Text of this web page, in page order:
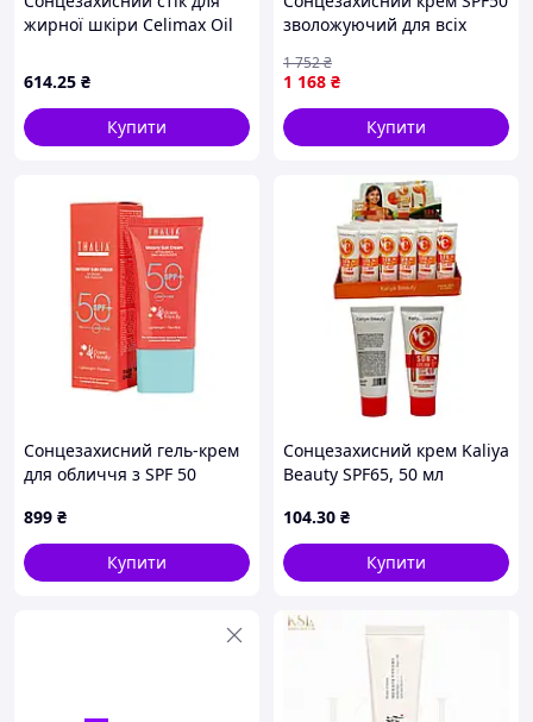
жирної шкіри Celimax Oil
SPF50+ PA++++ 19 г
614.25 ₴
Купити
зволожуючий для всіх
пробіотиками та
екстрактом рису. BROWN
1 168 ₴
1 752₴
Купити
Сонцезахисний гель-крем
для обличчя з SPF 50
899 ₴
Купити
Сонцезахисний крем Kaliya
Beauty SPF65, 50 мл
104.30 ₴
Купити